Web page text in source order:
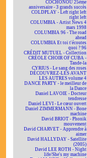
COCHONOU 25ème
anniversaire - 3 grands succès
COLDPLAY - Left right left
right left
COLUMBIA - Artist News 4
mars 1998
COLUMBIA 96 - The road
ahead
COLUMBIA Et toi t'écoutes
quoi ? 96
CRÉDIT MUTUEL - Collection
CRÉOLE CHOIR OF CUBA -
Tande-la
CYRIUS - Le sang des roses
DÉCOUVREZ-LES AVANT
LES AUTRES volume 4
DANCE PARTY - le meilleur de
la Dance
Daniel LAVOIE - Docteur
tendresse
Daniel LEVI - Le cœur ouvert
Daniel ZIMMERMANN - Bone
machine
David BRIOT - Phonik
mouvement
David CHARVET - Apprendre à
aimer
David HALLYDAY - Satellite
(2005)
David LEE ROTH - Night
life/She's my machine